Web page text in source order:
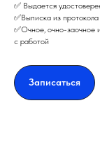
✅ Выдается
✅Выписка из
✅Очное, очно-заочное
с работой
Записаться